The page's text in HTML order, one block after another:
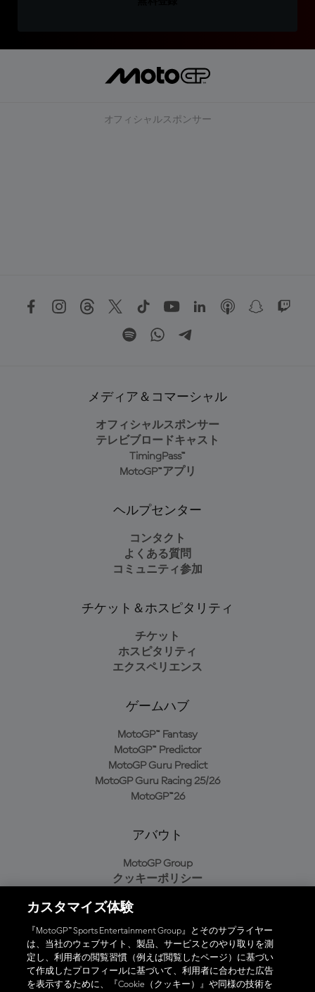
オフィシャルスポンサー
メディア＆コマーシャル
オフィシャルスポンサー
テレビブロードキャスト
TimingPass™
MotoGP™アプリ
ヘルプセンター
コンタクト
よくある質問
コミュニティ参加
チケット＆ホスピタリティ
チケット
ホスピタリティ
エクスペリエンス
ゲームハブ
MotoGP™ Fantasy
MotoGP™ Predictor
MotoGP Guru Predict
MotoGP Guru Racing 25/26
MotoGP™26
アバウト
MotoGP Group
クッキーポリシー
プライバシーポリシー
購入ポリシー
オフィシャルアプリ
カスタマイズ体験
『MotoGP™ Sports Entertainment Group』とそのサプライヤー
は、当社のウェブサイト、製品、サービスとのやり取りを測
定し、利用者の閲覧習慣（例えば閲覧したページ）に基づい
て作成したプロフィールに基づいて、利用者に合わせた広告
を表示するために、『Cookie（クッキー）』や同様の技術を